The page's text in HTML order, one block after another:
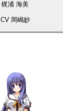
梶浦 海美
CV 岡嶋妙